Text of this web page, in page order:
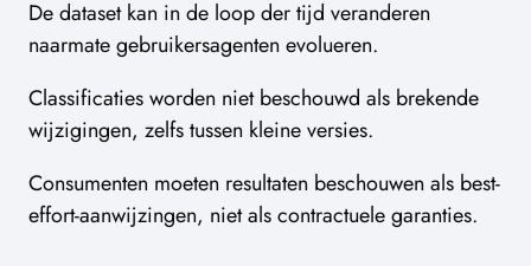
De dataset kan in de loop der tijd veranderen
naarmate gebruikersagenten evolueren.
Classificaties worden niet beschouwd als brekende
wijzigingen, zelfs tussen kleine versies.
Consumenten moeten resultaten beschouwen als best-
effort-aanwijzingen, niet als contractuele garanties.